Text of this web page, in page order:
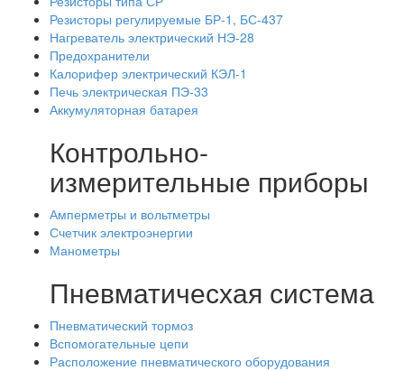
Резисторы регулируемые БР-1, БС-437
Нагреватель электрический НЭ-28
Предохранители
Калорифер электрический КЭЛ-1
Печь электрическая ПЭ-33
Аккумуляторная батарея
Контрольно-
измерительные приборы
Амперметры и вольтметры
Счетчик электроэнергии
Манометры
Пневматичесхая система
Пневматический тормоз
Вспомогательные цепи
Расположение пневматического оборудования